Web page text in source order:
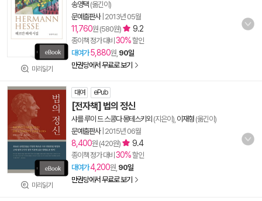
미리읽기
송영택 (옮긴이)
문예출판사| 2013년 05월
11,760원 (580원) 9.2
종이책 정가 대비 30%할인
대여가 5,880원, 90일
만권당에서 무료로 보기
미리읽기
대여 ePub
[전자책] 법의 정신
샤를 루이 드 스콩다 몽테스키외 (지은이), 이재형 (옮긴이)
문예출판사| 2015년 06월
8,400원 (420원) 9.4
종이책 정가 대비 30%할인
대여가4,200원, 90일
만권당에서 무료로 보기